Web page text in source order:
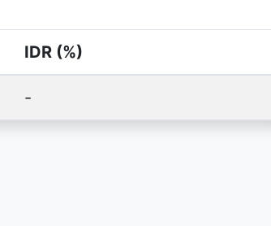
IDR (%)
-